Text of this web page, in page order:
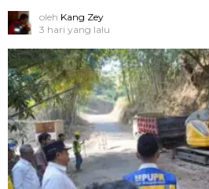
oleh Kang Zey
3 hari yang lalu